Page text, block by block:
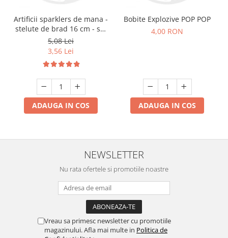
Artificii sparklers de mana -
stelute de brad 16 cm - set
10 buc
5,08 Lei
3,56 Lei
ADAUGA IN COS
Bobite Explozive POP POP
4,00 RON
ADAUGA IN COS
NEWSLETTER
Nu rata ofertele si promotiile noastre
Vreau sa primesc newsletter cu promotiile
magazinului. Afla mai multe in Politica de